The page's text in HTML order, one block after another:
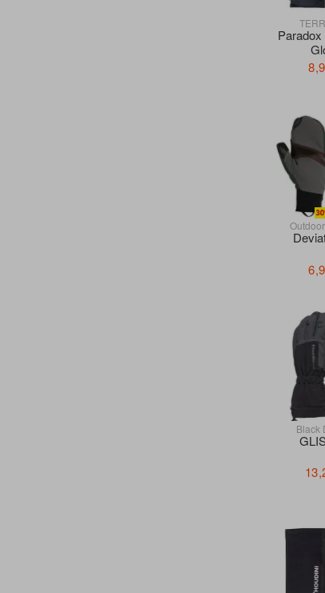
Black